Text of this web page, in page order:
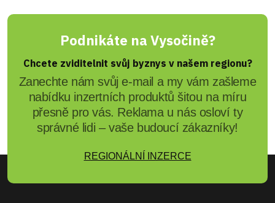
Podnikáte na Vysočině?
Chcete zviditelnit svůj byznys v našem regionu?
Zanechte nám svůj e-mail a my vám zašleme
nabídku inzertních produktů šitou na míru
přesně pro vás. Reklama u nás osloví ty
správné lidi – vaše budoucí zákazníky!
REGIONÁLNÍ INZERCE